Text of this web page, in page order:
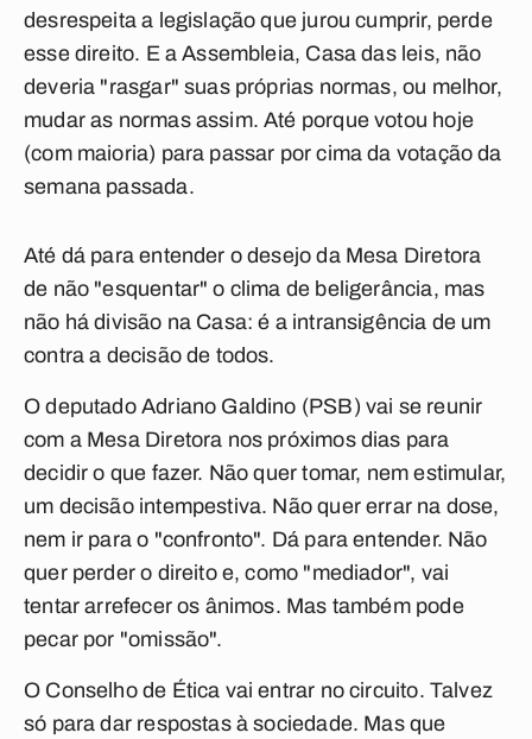
desrespeita a legislação que jurou cumprir, perde
esse direito. E a Assembleia, Casa das leis, não
deveria "rasgar" suas próprias normas, ou melhor,
mudar as normas assim. Até porque votou hoje
(com maioria) para passar por cima da votação da
semana passada.
Até dá para entender o desejo da Mesa Diretora
de não "esquentar" o clima de beligerância, mas
não há divisão na Casa: é a intransigência de um
contra a decisão de todos.
O deputado Adriano Galdino (PSB) vai se reunir
com a Mesa Diretora nos próximos dias para
decidir o que fazer. Não quer tomar, nem estimular,
um decisão intempestiva. Não quer errar na dose,
nem ir para o "confronto". Dá para entender. Não
quer perder o direito e, como "mediador", vai
tentar arrefecer os ânimos. Mas também pode
pecar por "omissão".
O Conselho de Ética vai entrar no circuito. Talvez
só para dar respostas à sociedade. Mas que